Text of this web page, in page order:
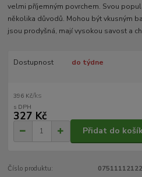
velmi příjemným povrchem. Svou
několika důvodů. Mohou být vkusným
jsou prodyšná, mají vysokou savost a
Dostupnost do týdne
396 Kč/ks
327 Kč
Přidat do
Číslo produktu: 07511112122